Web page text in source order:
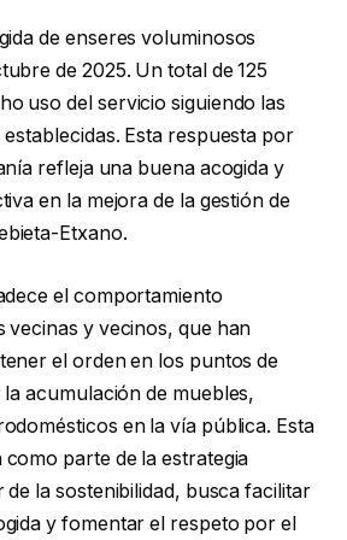
de enseres voluminosos
de 2025. Un total de 125
uso del servicio siguiendo las
Esta respuesta por
refleja una buena acogida y
en la mejora de la gestión de
Etxano.
el comportamiento
vecinas y vecinos, que han
el orden en los puntos de
acumulación de muebles,
en la vía pública. Esta
como parte de la estrategia
la sostenibilidad, busca facilitar
y fomentar el respeto por el